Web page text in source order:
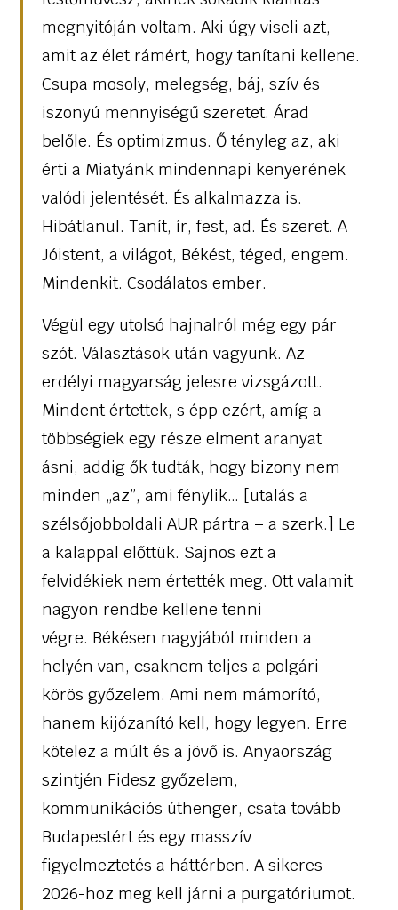
megnyitóján voltam. Aki úgy viseli azt,
amit az élet rámért, hogy tanítani kellene.
Csupa mosoly, melegség, báj, szív és
iszonyú mennyiségű szeretet. Árad
belőle. És optimizmus. Ő tényleg az, aki
érti a Miatyánk mindennapi kenyerének
valódi jelentését. És alkalmazza is.
Hibátlanul. Tanít, ír, fest, ad. És szeret. A
Jóistent, a világot, Békést, téged, engem.
Mindenkit. Csodálatos ember.
Végül egy utolsó hajnalról még egy pár
szót. Választások után vagyunk. Az
erdélyi magyarság jelesre vizsgázott.
Mindent értettek, s épp ezért, amíg a
többségiek egy része elment aranyat
ásni, addig ők tudták, hogy bizony nem
minden „az”, ami fénylik… [utalás a
szélsőjobboldali AUR pártra – a szerk.] Le
a kalappal előttük. Sajnos ezt a
felvidékiek nem értették meg. Ott valamit
nagyon rendbe kellene tenni
végre. Békésen nagyjából minden a
helyén van, csaknem teljes a polgári
körös győzelem. Ami nem mámorító,
hanem kijózanító kell, hogy legyen. Erre
kötelez a múlt és a jövő is. Anyaország
szintjén Fidesz győzelem,
kommunikációs úthenger, csata tovább
Budapestért és egy masszív
figyelmeztetés a háttérben. A sikeres
2026-hoz meg kell járni a purgatóriumot.